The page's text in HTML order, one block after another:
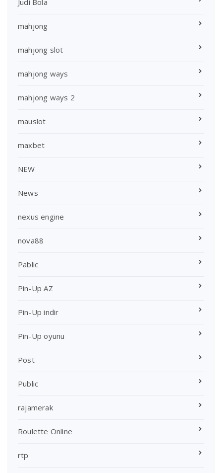
mahjong
mahjong slot
mahjong ways
mahjong ways 2
mauslot
maxbet
NEW
News
nexus engine
nova88
Pablic
Pin-Up AZ
Pin-Up indir
Pin-Up oyunu
Post
Public
rajamerak
Roulette Online
rtp